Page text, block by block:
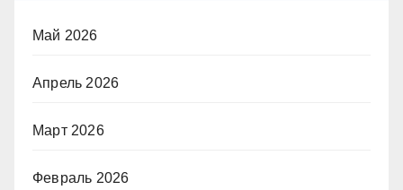
Май 2026
Апрель 2026
Март 2026
Февраль 2026